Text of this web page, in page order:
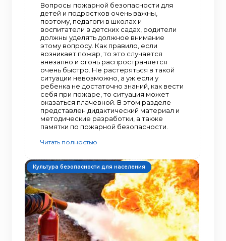
Вопросы пожарной безопасности для
детей и подростков очень важны,
поэтому, педагоги в школах и
воспитатели в детских садах, родители
должны уделять должное внимание
этому вопросу. Как правило, если
возникает пожар, то это случается
внезапно и огонь распространяется
очень быстро. Не растеряться в такой
ситуации невозможно, а уж если у
ребенка не достаточно знаний, как вести
себя при пожаре, то ситуация может
оказаться плачевной. В этом разделе
представлен дидактический материал и
методические разработки, а также
памятки по пожарной безопасности.
Читать полностью
Культура безопасности для населения